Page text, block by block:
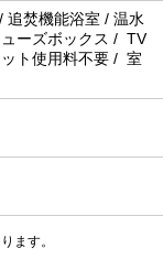
追焚機能浴室 / 温水
ーズボックス / TV
ト使用料不要 / 室
ます。